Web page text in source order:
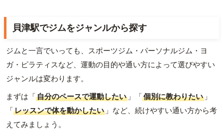
貝津駅でジムをジャンルから探す
ジムと一言でいっても、スポーツジム・パーソナルジム・ヨ
ガ・ピラティスなど、運動の目的や通い方によって選びやすい
ジャンルは変わります。
まずは「自分のペースで運動したい 」「個別に教わりたい 」
「レッスンで体を動かしたい 」など、続けやすい通い方から考
えてみましょう。